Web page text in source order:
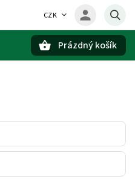
CZK
Prázdný košík